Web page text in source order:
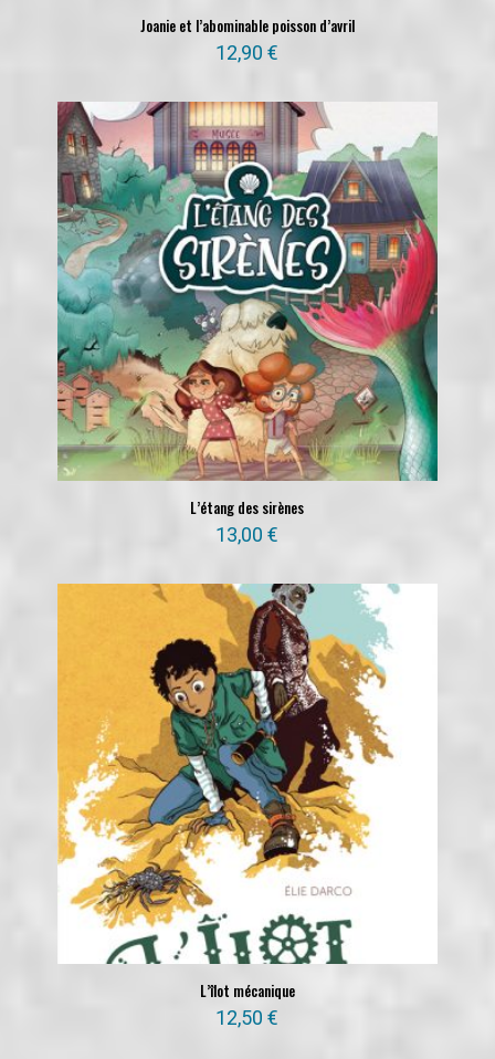
Joanie et l’abominable poisson d’avril
12,90€
L’étang des sirènes
13,00€
L’îlot mécanique
12,50€